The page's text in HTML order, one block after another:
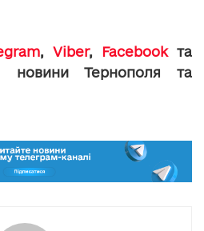
, Viber, Facebookта
новини Тернополя та